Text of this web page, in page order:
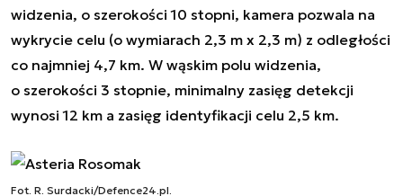
widzenia, o szerokości 10 stopni, kamera pozwala na
wykrycie celu (o wymiarach 2,3 m x 2,3 m) z odległości
co najmniej 4,7 km. W wąskim polu widzenia,
o szerokości 3 stopnie, minimalny zasięg detekcji
wynosi 12 km a zasięg identyfikacji celu 2,5 km.
Fot. R. Surdacki/Defence24.pl.